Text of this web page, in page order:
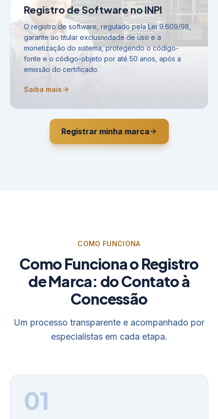
Registro de Software no INPI
O registro de software, regulado pela Lei 9.609/98,
garante ao titular exclusividade de uso e a
monetização do sistema, protegendo o código-
fonte e o código-objeto por até 50 anos, após a
emissão do certificado.
Saiba mais
Registrar minha marca
COMO FUNCIONA
Como Funciona o Registro
de Marca: do Contato à
Concessão
Um processo transparente e acompanhado por
especialistas em cada etapa.
01